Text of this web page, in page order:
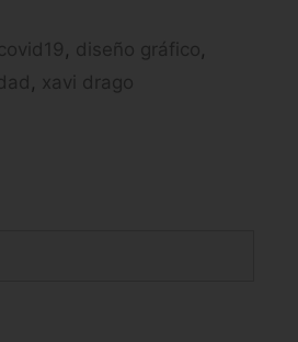
diseño gráfico
xavi drago